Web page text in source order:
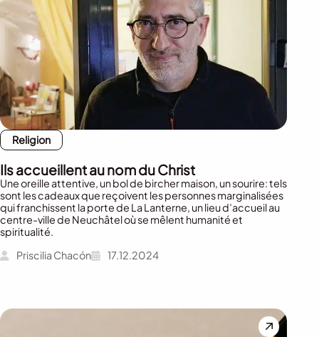
Religion
Ils accueillent au nom du Christ
Une oreille attentive, un bol de bircher maison, un sourire: tels
sont les cadeaux que reçoivent les personnes marginalisées
qui franchissent la porte de La Lanterne, un lieu d’accueil au
centre-ville de Neuchâtel où se mêlent humanité et
spiritualité.
Priscilia Chacón
17.12.2024